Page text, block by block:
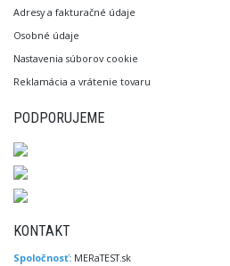
Adresy a fakturačné údaje
Osobné údaje
Nastavenia súborov cookie
Reklamácia a vrátenie tovaru
PODPORUJEME
KONTAKT
Spoločnosť: MERaTEST.sk